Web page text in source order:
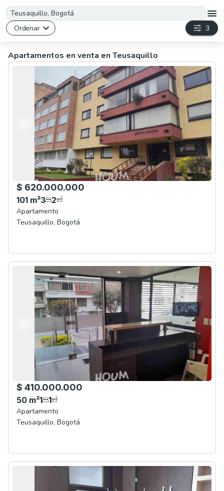
3
Ordenar
Apartamentos en venta en Teusaquillo
Anterior
Siguiente
$ 620.000.000
101 m²3 2
Apartamento
Teusaquillo, Bogotá
Anterior
Siguiente
$ 410.000.000
50 m²1 1
Apartamento
Teusaquillo, Bogotá